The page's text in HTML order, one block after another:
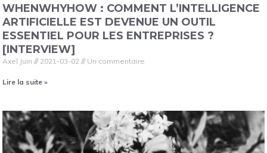
WHENWHYHOW : COMMENT L’INTELLIGENCE
ARTIFICIELLE EST DEVENUE UN OUTIL
ESSENTIEL POUR LES ENTREPRISES ?
[INTERVIEW]
Axel Juin 2021-03-02 Un commentaire
Lire la suite »